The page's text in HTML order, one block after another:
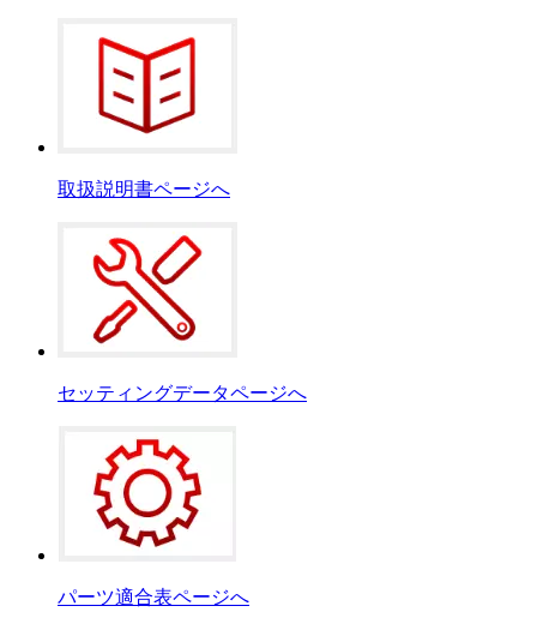
取扱説明書ページへ
セッティングデータページへ
パーツ適合表ページへ